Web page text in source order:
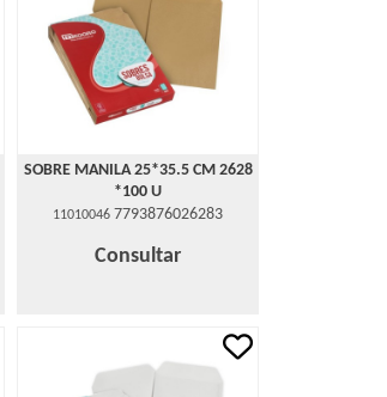
SOBRE MANILA 25*35.5 CM 2628
*100 U
11010046 7793876026283
Consultar